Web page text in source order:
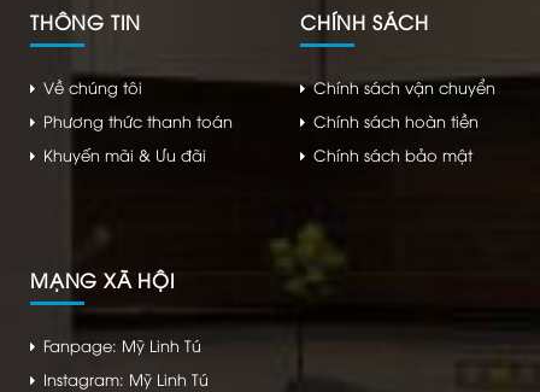
THÔNG TIN
Về chúng tôi
Phương thức thanh toán
Khuyến mãi & Ưu đãi
CHÍNH SÁCH
Chính sách vận chuyển
Chính sách hoàn tiền
Chính sách bảo mật
MẠNG XÃ HỘI
Fanpage: Mỹ Linh Tú
Instagram: Mỹ Linh Tú